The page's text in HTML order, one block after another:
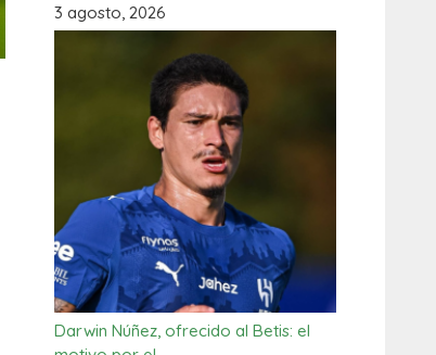
3 agosto, 2026
Darwin Núñez, ofrecido al Betis: el